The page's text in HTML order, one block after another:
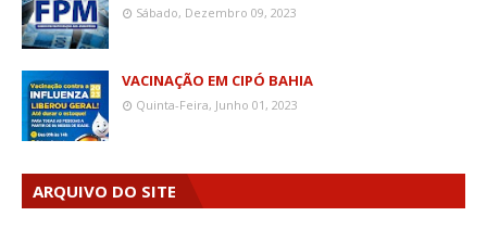
Sábado, Dezembro 09, 2023
VACINAÇÃO EM CIPÓ BAHIA
Quinta-Feira, Junho 01, 2023
ARQUIVO DO SITE